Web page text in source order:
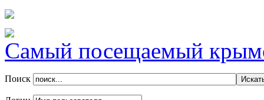
Самый посещаемый
Поиск